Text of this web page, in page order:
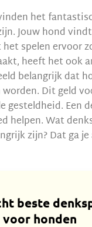
het
Jouw hond
spelen ervoor
heeft het ook
belangrijk dat
Dit geld
gesteldheid. Een
helpen. Wat
zijn? Dat ga
beste
voor honden